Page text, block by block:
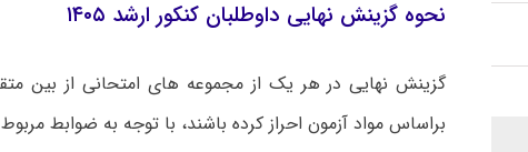
نحوه گزینش نهایی داوطلبان کنکور ارشد ۱۴۰۵
گزینش نهایی در هر یک از مجموعه های امتحانی از بین
براساس مواد آزمون احراز کرده باشند، با توجه به ضوابط